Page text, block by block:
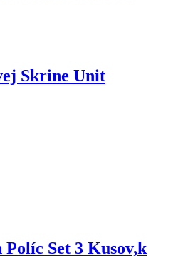
Skrine Unit
Políc Set 3 Kusov,k